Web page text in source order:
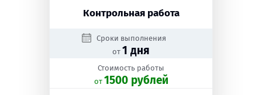
Контрольная работа
Сроки выполнения
от 1 дня
Стоимость работы
oт 1500 рублей